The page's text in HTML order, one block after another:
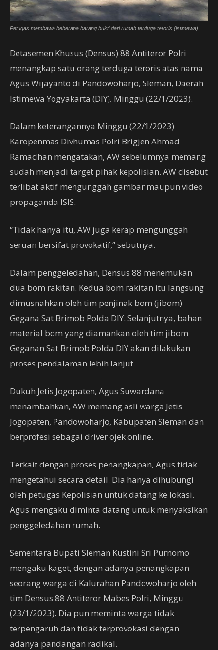
Petugas membawa beberapa barang bukti dari rumah terduga teroris (istimewa)
Detasemen Khusus (Densus) 88 Antiteror Polri
menangkap satu orang terduga teroris atas nama
Agus Wijayanto di Pandowoharjo, Sleman, Daerah
Istimewa Yogyakarta (DIY), Minggu (22/1/2023).
Dalam keterangannya Minggu (22/1/2023)
Karopenmas Divhumas Polri Brigjen Ahmad
Ramadhan mengatakan, AW sebelumnya memang
sudah menjadi target pihak kepolisian. AW disebut
terlibat aktif mengunggah gambar maupun video
propaganda ISIS.
“Tidak hanya itu, AW juga kerap mengunggah
seruan bersifat provokatif,” sebutnya.
Dalam penggeledahan, Densus 88 menemukan
dua bom rakitan. Kedua bom rakitan itu langsung
dimusnahkan oleh tim penjinak bom (jibom)
Gegana Sat Brimob Polda DIY. Selanjutnya, bahan
material bom yang diamankan oleh tim jibom
Geganan Sat Brimob Polda DIY akan dilakukan
proses pendalaman lebih lanjut.
Dukuh Jetis Jogopaten, Agus Suwardana
menambahkan, AW memang asli warga Jetis
Jogopaten, Pandowoharjo, Kabupaten Sleman dan
berprofesi sebagai driver ojek online.
Terkait dengan proses penangkapan, Agus tidak
mengetahui secara detail. Dia hanya dihubungi
oleh petugas Kepolisian untuk datang ke lokasi.
Agus mengaku diminta datang untuk menyaksikan
penggeledahan rumah.
Sementara Bupati Sleman Kustini Sri Purnomo
mengaku kaget, dengan adanya penangkapan
seorang warga di Kalurahan Pandowoharjo oleh
tim Densus 88 Antiteror Mabes Polri, Minggu
(23/1/2023). Dia pun meminta warga tidak
terpengaruh dan tidak terprovokasi dengan
adanya pandangan radikal.